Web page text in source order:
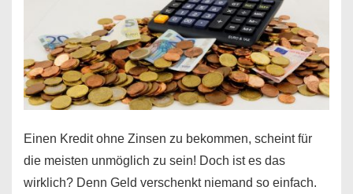
erfahren
Sie
es
Einen Kredit ohne Zinsen zu bekommen, scheint für
die meisten unmöglich zu sein! Doch ist es das
wirklich? Denn Geld verschenkt niemand so einfach.